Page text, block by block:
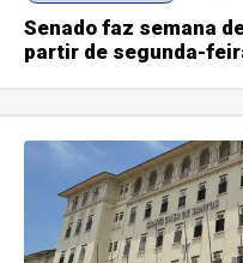
Senado faz semana
partir de segunda-